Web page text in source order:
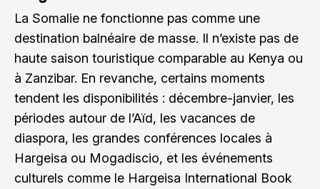
La Somalie ne fonctionne pas comme une
destination balnéaire de masse. Il n’existe pas de
haute saison touristique comparable au Kenya ou
à Zanzibar. En revanche, certains moments
tendent les disponibilités : décembre-janvier, les
périodes autour de l’Aïd, les vacances de
diaspora, les grandes conférences locales à
Hargeisa ou Mogadiscio, et les événements
culturels comme le Hargeisa International Book